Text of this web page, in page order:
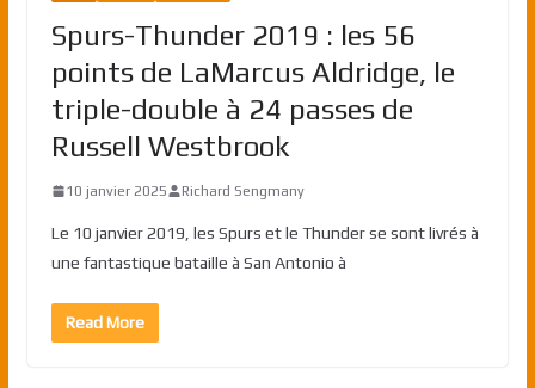
Spurs-Thunder 2019 : les 56
points de LaMarcus Aldridge, le
triple-double à 24 passes de
Russell Westbrook
10 janvier 2025 Richard Sengmany
Le 10 janvier 2019, les Spurs et le Thunder se sont livrés à
une fantastique bataille à San Antonio à
Read More